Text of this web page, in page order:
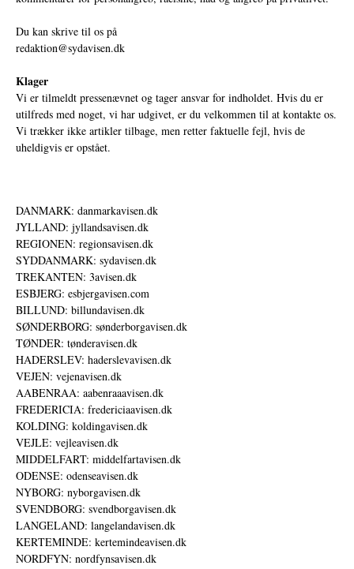
Du kan skrive til os på
redaktion@sydavisen.dk
Klager
Vi er tilmeldt pressenævnet og tager ansvar for indholdet. Hvis du er
utilfreds med noget, vi har udgivet, er du velkommen til at kontakte os.
Vi trækker ikke artikler tilbage, men retter faktuelle fejl, hvis de
uheldigvis er opstået.
DANMARK: danmarkavisen.dk
JYLLAND: jyllandsavisen.dk
REGIONEN: regionsavisen.dk
SYDDANMARK: sydavisen.dk
TREKANTEN: 3avisen.dk
ESBJERG: esbjergavisen.com
BILLUND: billundavisen.dk
SØNDERBORG: sønderborgavisen.dk
TØNDER: tønderavisen.dk
HADERSLEV: haderslevavisen.dk
VEJEN: vejenavisen.dk
AABENRAA: aabenraaavisen.dk
FREDERICIA: fredericiaavisen.dk
KOLDING: koldingavisen.dk
VEJLE: vejleavisen.dk
MIDDELFART: middelfartavisen.dk
ODENSE: odenseavisen.dk
NYBORG: nyborgavisen.dk
SVENDBORG: svendborgavisen.dk
LANGELAND: langelandavisen.dk
KERTEMINDE: kertemindeavisen.dk
NORDFYN: nordfynsavisen.dk